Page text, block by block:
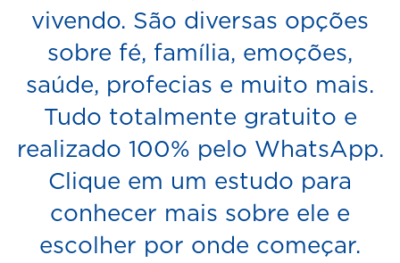
vivendo. São diversas opções
sobre fé, família, emoções,
saúde, profecias e muito mais.
Tudo totalmente gratuito e
realizado 100% pelo WhatsApp.
Clique em um estudo para
conhecer mais sobre ele e
escolher por onde começar.